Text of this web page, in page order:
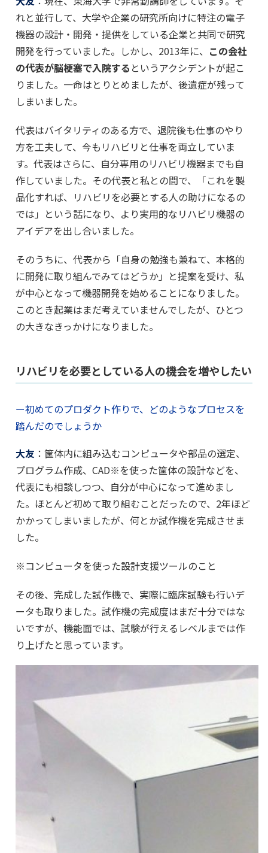
れと並行して、大学や企業の研究所向けに特注の電子
機器の設計・開発・提供をしている企業と共同で研究
開発を行っていました。しかし、2013年に、 この会社
の代表が脳梗塞で入院する というアクシデントが起こ
りました。一命はとりとめましたが、後遺症が残って
しまいました。
代表はバイタリティのある方で、退院後も仕事のやり
方を工夫して、今もリハビリと仕事を両立していま
す。代表はさらに、自分専用のリハビリ機器までも自
作していました。その代表と私との間で、「これを製
品化すれば、リハビリを必要とする人の助けになるの
では」という話になり、より実用的なリハビリ機器の
アイデアを出し合いました。
そのうちに、代表から「自身の勉強も兼ねて、本格的
に開発に取り組んでみてはどうか」と提案を受け、私
が中心となって機器開発を始めることになりました。
このとき起業はまだ考えていませんでしたが、ひとつ
の大きなきっかけになりました。
リハビリを必要としている人の機会を増やしたい
ー初めてのプロダクト作りで、どのようなプロセスを
踏んだのでしょうか
大友 ：筐体内に組み込むコンピュータや部品の選定、
プログラム作成、CAD※を使った筐体の設計などを、
代表にも相談しつつ、自分が中心になって進めまし
た。ほとんど初めて取り組むことだったので、2年ほど
かかってしまいましたが、何とか試作機を完成させま
した。
※コンピュータを使った設計支援ツールのこと
その後、完成した試作機で、実際に臨床試験も行いデ
ータも取りました。試作機の完成度はまだ十分ではな
いですが、機能面では、試験が行えるレベルまでは作
り上げたと思っています。